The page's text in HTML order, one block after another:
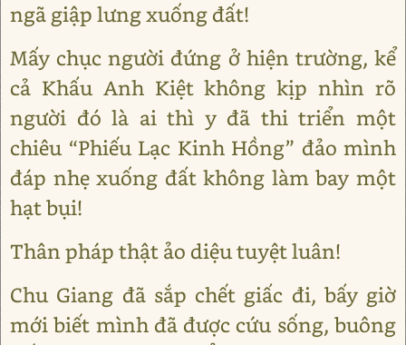
ngã giập lưng xuống đất!
Mấy chục người đứng ở hiện trường, kể
cả Khấu Anh Kiệt không kịp nhìn rõ
người đó là ai thì y đã thi triển một
chiêu “Phiếu Lạc Kinh Hồng” đảo mình
đáp nhẹ xuống đất không làm bay một
hạt bụi!
Thân pháp thật ảo diệu tuyệt luân!
Chu Giang đã sắp chết giấc đi, bấy giờ
mới biết mình đã được cứu sống, buông